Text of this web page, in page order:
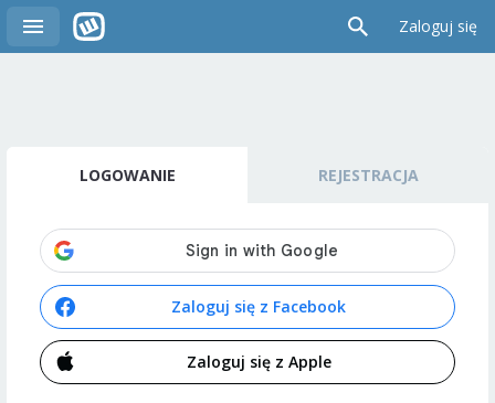
Zaloguj się
LOGOWANIE REJESTRACJA
Zaloguj się z Facebook
Zaloguj się z Apple